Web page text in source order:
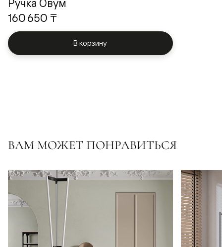
Ручка Овум
160 650 ₸
В корзину
ВАМ МОЖЕТ ПОНРАВИТЬСЯ